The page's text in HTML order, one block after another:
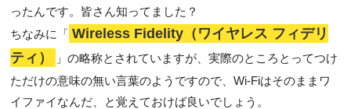
ったんです。皆さん知ってました？
ちなみに「 Wireless Fidelity（ワイヤレス フィデリ
ティ）
」の略称とされていますが、実際のところとってつけ
ただけの意味の無い言葉のようですので、Wi-Fiはそのままワ
イファイなんだ、と覚えておけば良いでしょう。